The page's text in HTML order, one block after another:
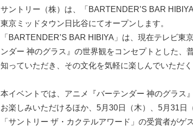
サントリー（株）は、「BARTENDER’S BAR
東京ミッドタウン日比谷にてオープンします。
「BARTENDER’S BAR HIBIYA」は、現在テレビ
ンダー 神のグラス』の世界観をコンセプトとした、
知っていただき、その文化を気軽に楽しんでいただ
本イベントでは、アニメ『バーテンダー 神のグラス
お楽しみいただけるほか、5月30日（木）、5月31
「サントリー ザ・カクテルアワード」の受賞者が